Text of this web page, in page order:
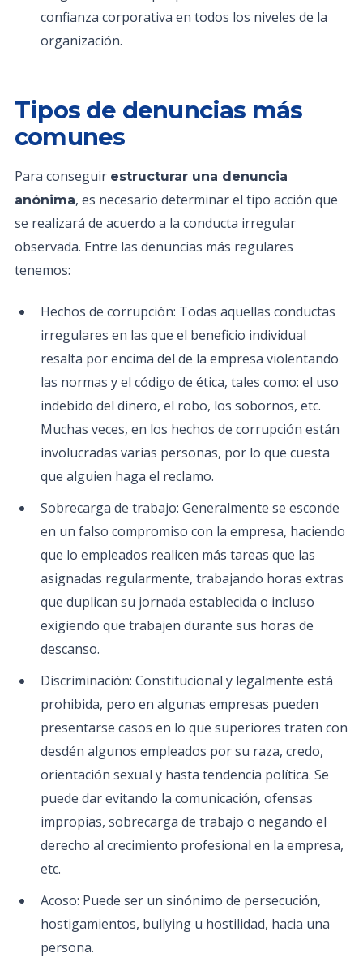
confianza corporativa en todos los niveles de la
organización.
Tipos de denuncias más
comunes
Para conseguir estructurar una denuncia
anónima, es necesario determinar el tipo acción que
se realizará de acuerdo a la conducta irregular
observada. Entre las denuncias más regulares
tenemos:
Hechos de corrupción: Todas aquellas conductas
irregulares en las que el beneficio individual
resalta por encima del de la empresa violentando
las normas y el código de ética, tales como: el uso
indebido del dinero, el robo, los sobornos, etc.
Muchas veces, en los hechos de corrupción están
involucradas varias personas, por lo que cuesta
que alguien haga el reclamo.
Sobrecarga de trabajo: Generalmente se esconde
en un falso compromiso con la empresa, haciendo
que lo empleados realicen más tareas que las
asignadas regularmente, trabajando horas extras
que duplican su jornada establecida o incluso
exigiendo que trabajen durante sus horas de
descanso.
Discriminación: Constitucional y legalmente está
prohibida, pero en algunas empresas pueden
presentarse casos en lo que superiores traten con
desdén algunos empleados por su raza, credo,
orientación sexual y hasta tendencia política. Se
puede dar evitando la comunicación, ofensas
impropias, sobrecarga de trabajo o negando el
derecho al crecimiento profesional en la empresa,
etc.
Acoso: Puede ser un sinónimo de persecución,
hostigamientos, bullying u hostilidad, hacia una
persona.